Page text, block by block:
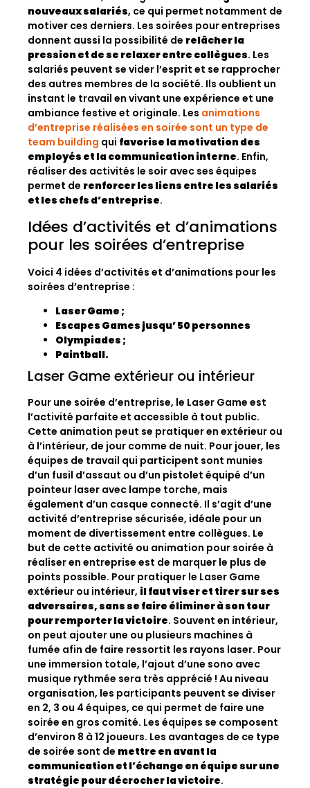
nouveaux salariés, ce qui permet notamment de
motiver ces derniers. Les soirées pour entreprises
donnent aussi la possibilité de relâcher la
pression et de se relaxer entre collègues. Les
salariés peuvent se vider l’esprit et se rapprocher
des autres membres de la société. Ils oublient un
instant le travail en vivant une expérience et une
ambiance festive et originale. Les animations
d’entreprise réalisées en soirée sont un type de
team building qui favorise la motivation des
employés et la communication interne. Enfin,
réaliser des activités le soir avec ses équipes
permet de renforcer les liens entre les salariés
et les chefs d’entreprise.
Idées d’activités et d’animations
pour les soirées d’entreprise
Voici 4 idées d’activités et d’animations pour les
soirées d’entreprise :
Laser Game ;
Escapes Games jusqu’ 50 personnes
Olympiades ;
Paintball.
Laser Game extérieur ou intérieur
Pour une soirée d’entreprise, le Laser Game est
l’activité parfaite et accessible à tout public.
Cette animation peut se pratiquer en extérieur ou
à l’intérieur, de jour comme de nuit. Pour jouer, les
équipes de travail qui participent sont munies
d’un fusil d’assaut ou d’un pistolet équipé d’un
pointeur laser avec lampe torche, mais
également d’un casque connecté. Il s’agit d’une
activité d’entreprise sécurisée, idéale pour un
moment de divertissement entre collègues. Le
but de cette activité ou animation pour soirée à
réaliser en entreprise est de marquer le plus de
points possible. Pour pratiquer le Laser Game
extérieur ou intérieur, il faut viser et tirer sur ses
adversaires, sans se faire éliminer à son tour
pour remporter la victoire. Souvent en intérieur,
on peut ajouter une ou plusieurs machines à
fumée afin de faire ressortit les rayons laser. Pour
une immersion totale, l’ajout d’une sono avec
musique rythmée sera très apprécié ! Au niveau
organisation, les participants peuvent se diviser
en 2, 3 ou 4 équipes, ce qui permet de faire une
soirée en gros comité. Les équipes se composent
d’environ 8 à 12 joueurs. Les avantages de ce type
de soirée sont de mettre en avant la
communication et l’échange en équipe sur une
stratégie pour décrocher la victoire.